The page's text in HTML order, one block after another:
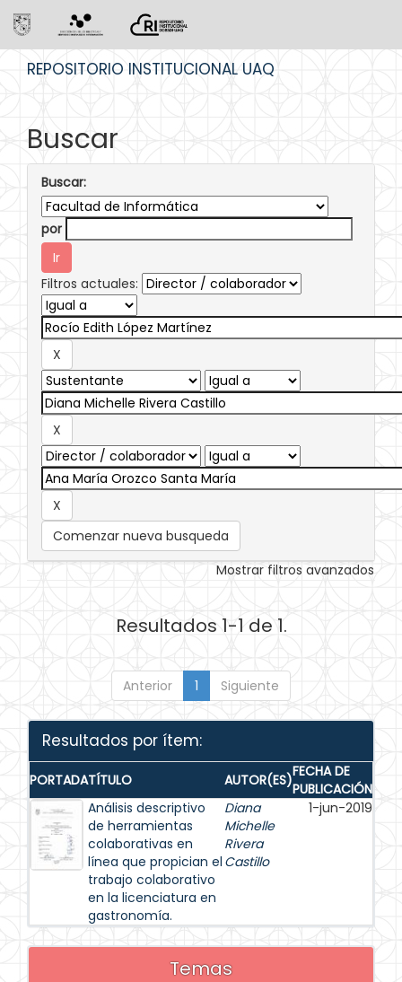
REPOSITORIO INSTITUCIONAL UAQ
Buscar
Buscar:
por
Filtros actuales:
Comenzar nueva busqueda
Mostrar filtros avanzados
Resultados 1-1 de 1.
Anterior 1 Siguiente
Resultados por ítem:
PORTADATÍTULO AUTOR(ES)FECHA DE
PUBLICACIÓN
Análisis descriptivo
de herramientas
colaborativas en
línea que propician el
trabajo colaborativo
en la licenciatura en
gastronomía.
Diana
Michelle
Rivera
Castillo
1-jun-2019
Temas